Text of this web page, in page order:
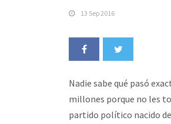
13 Sep 2016
Nadie sabe qué pasó
millones porque no les
partido político nacido